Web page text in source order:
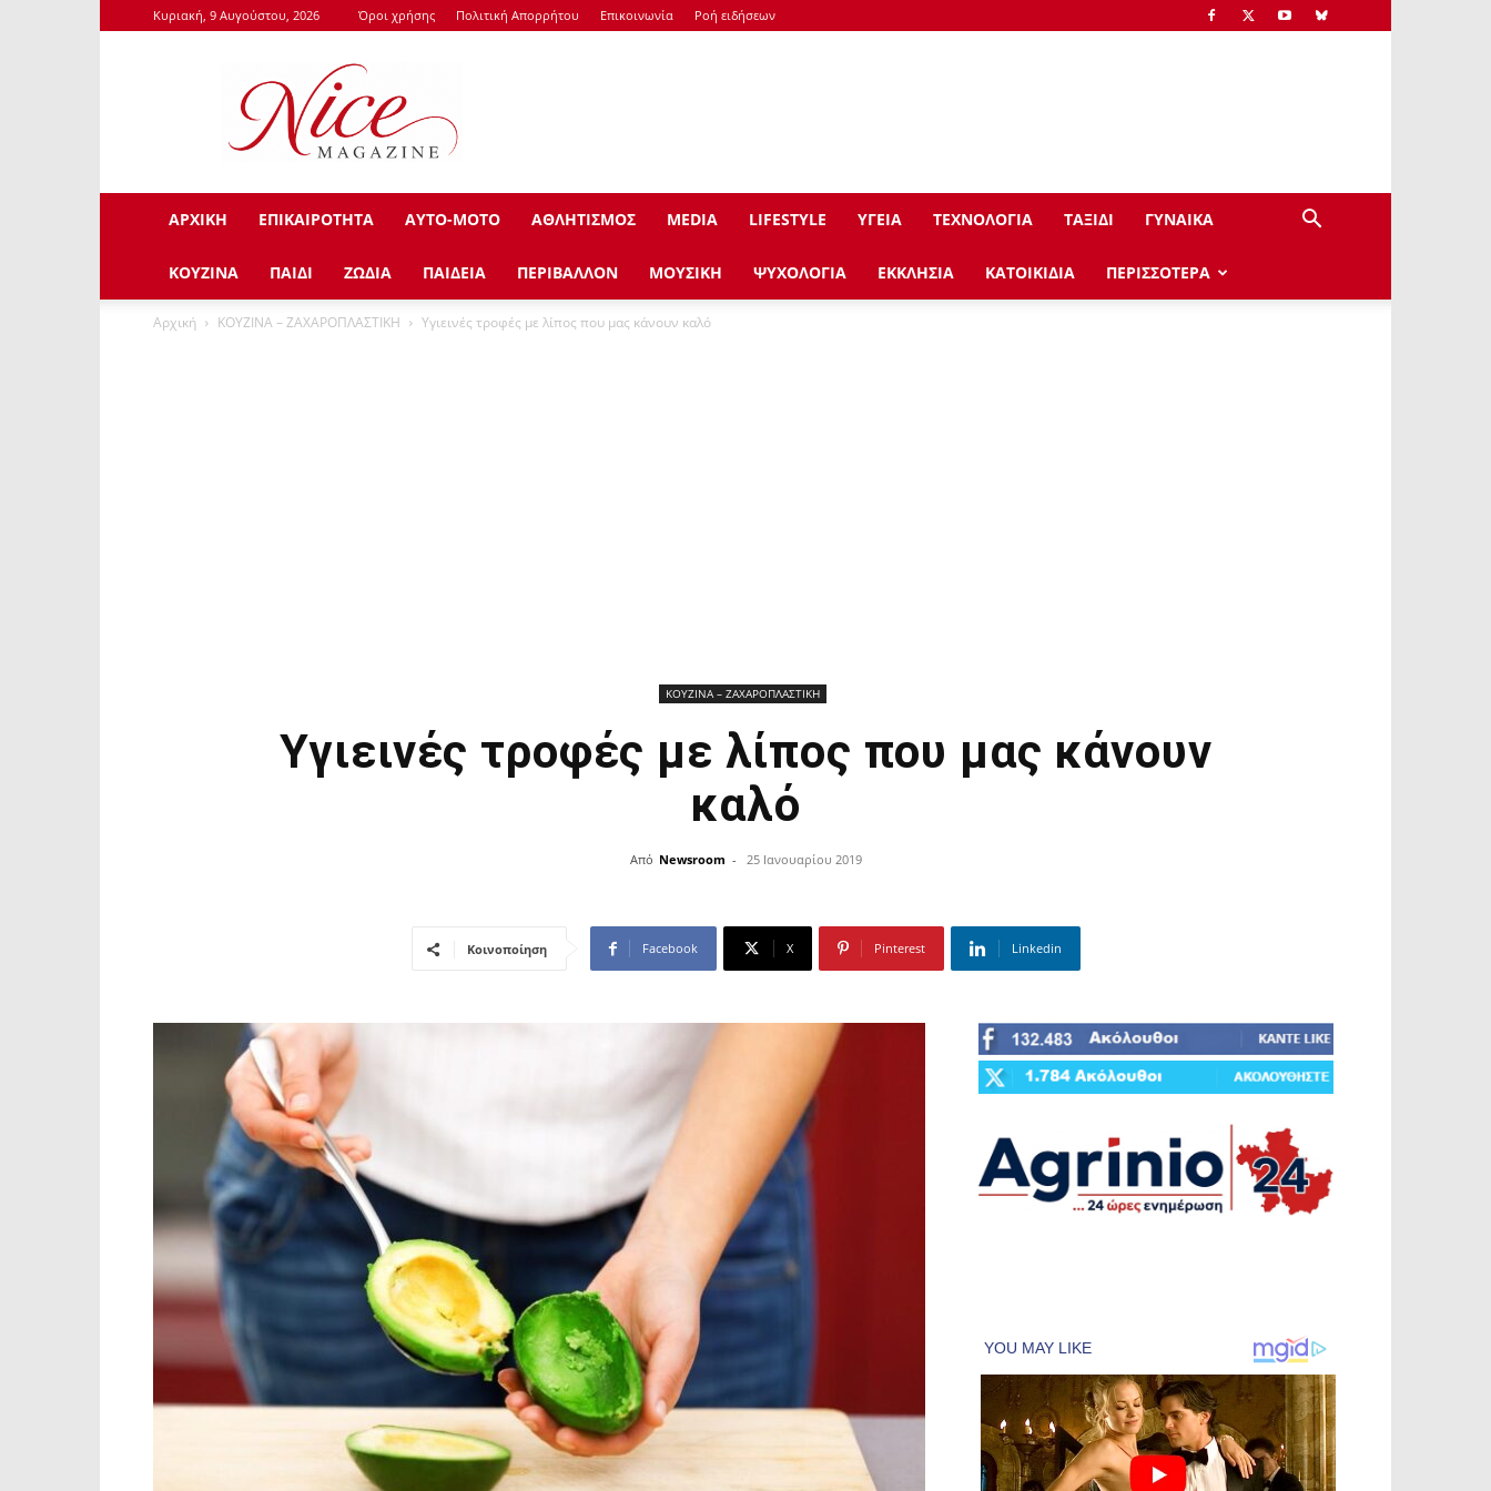
Κυριακή, 9 Αυγούστου, 2026 Όροι χρήσης Πολιτική Απορρήτου Επικοινωνία Ροή ειδήσεων
NiceMagazine.Gr
ΑΡΧΙΚΗ ΕΠΙΚΑΙΡΟΤΗΤΑ ΑΥΤΟ-ΜΟΤΟ ΑΘΛΗΤΙΣΜΟΣ ΜEDIA LIFESTYLE ΥΓΕΙΑ ΤΕΧΝΟΛΟΓΙΑ ΤΑΞΙΔΙ ΓΥΝΑΙΚΑ
ΚΟΥΖΙΝΑ ΠΑΙΔΙ ΖΩΔΙΑ ΠΑΙΔΕΙΑ ΠΕΡΙΒΑΛΛΟΝ ΜΟΥΣΙΚΗ ΨΥΧΟΛΟΓΙΑ ΕΚΚΛΗΣΙΑ ΚΑΤΟΙΚΙΔΙΑ ΠΕΡΙΣΣΟΤΕΡΑ
Αρχική ΚΟΥΖΙΝΑ – ΖΑΧΑΡΟΠΛΑΣΤΙΚΗ Υγιεινές τροφές με λίπος που μας κάνουν καλό
ΚΟΥΖΙΝΑ – ΖΑΧΑΡΟΠΛΑΣΤΙΚΗ
Υγιεινές τροφές με λίπος που μας κάνουν
καλό
Από Newsroom - 25 Ιανουαρίου 2019
Κοινοποίηση Facebook X Pinterest Linkedin